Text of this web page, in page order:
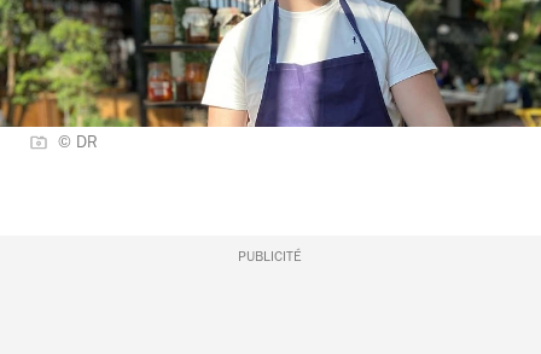
© DR
PUBLICITÉ